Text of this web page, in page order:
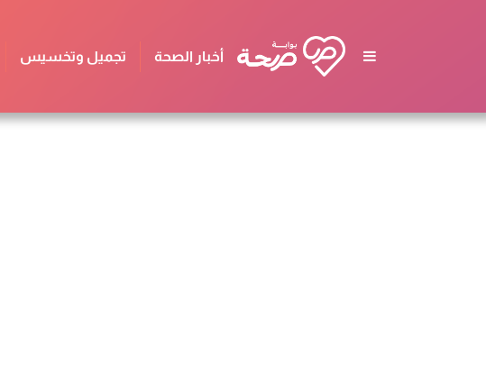
أخبار الصحة تجميل وتخسيس